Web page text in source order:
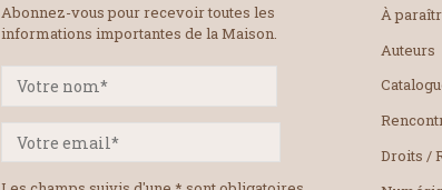
Abonnez-vous pour recevoir toutes les
informations importantes de la Maison.
À
Auteurs
Droits /